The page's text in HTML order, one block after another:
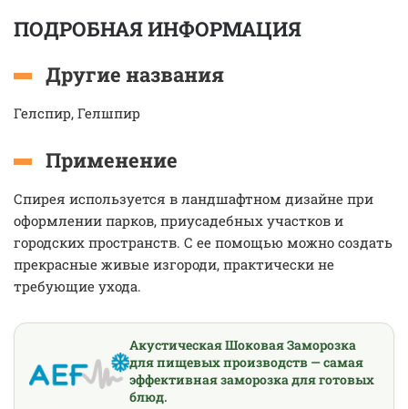
ПОДРОБНАЯ ИНФОРМАЦИЯ
Другие названия
Гелспир, Гелшпир
Применение
Спирея используется в ландшафтном дизайне при
оформлении парков, приусадебных участков и
городских пространств. С ее помощью можно создать
прекрасные живые изгороди, практически не
требующие ухода.
Акустическая Шоковая Заморозка
для пищевых производств — самая
эффективная заморозка для готовых
блюд.